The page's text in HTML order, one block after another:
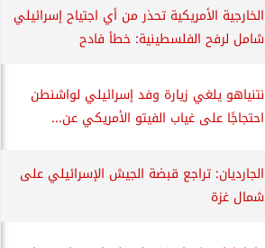
الخارجية الأمريكية تحذر من أي اجتياح إسرائيلي
شامل لرفح الفلسطينية: خطأ فادح
نتنياهو يلغي زيارة وفد إسرائيلي لواشنطن
احتجاجًا على غياب الفيتو الأمريكي عن...
الجارديان: تراجع قبضة الجيش الإسرائيلي على
شمال غزة